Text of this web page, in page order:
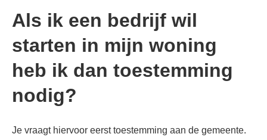
Als ik een bedrijf wil
starten in mijn woning
heb ik dan toestemming
nodig?
Algemeen
Je vraagt hiervoor eerst toestemming aan de gemeente.